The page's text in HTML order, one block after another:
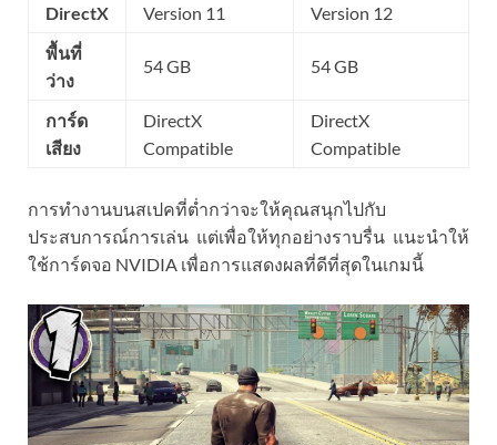
DirectX
Version 11
Version 12
พื้นที่
ว่าง
54 GB 54 GB
การ์ด
เสียง
DirectX
Compatible
DirectX
Compatible
การทำงานบนสเปคที่ต่ำกว่าจะให้คุณสนุกไปกับ
ประสบการณ์การเล่น แต่เพื่อให้ทุกอย่างราบรื่น แนะนำให้
ใช้การ์ดจอ NVIDIA เพื่อการแสดงผลที่ดีที่สุดในเกมนี้